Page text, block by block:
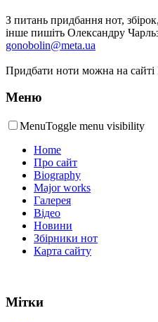
З питань придбання нот,
інше пишіть Олександру
gonobolin@meta.ua
Придбати ноти можна на сайті
Меню
MenuToggle menu visibility
Home
Про сайт
Biography
Major works
Галерея
Відео
Новини
Збірники нот
Карта сайту
Мітки